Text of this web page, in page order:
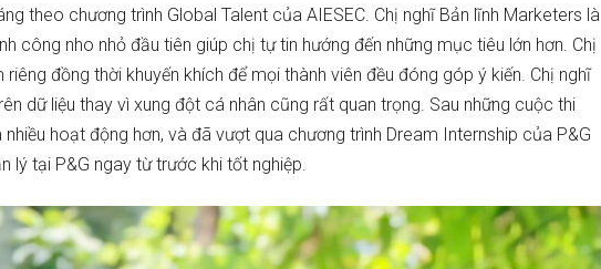
theo chương trình Global Talent của AIESEC. Chị nghĩ Bản lĩnh Marketers là
công nho nhỏ đầu tiên giúp chị tự tin hướng đến những mục tiêu lớn hơn. Chị
đồng thời khuyến khích để mọi thành viên đều đóng góp ý kiến. Chị nghĩ
dữ liệu thay vì xung đột cá nhân cũng rất quan trọng. Sau những cuộc thi
hoạt động hơn, và đã vượt qua chương trình Dream Internship của P&G
lý tại P&G ngay từ trước khi tốt nghiệp.